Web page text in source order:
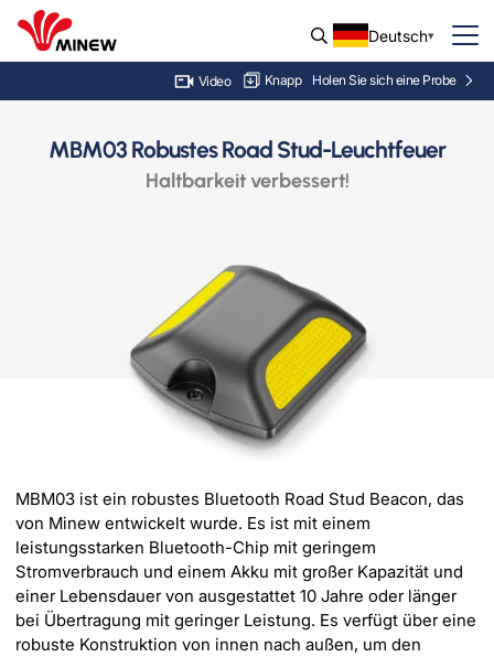
Deutsch
Video Knapp Holen Sie sich eine Probe
MBM03 Robustes Road Stud-Leuchtfeuer
Haltbarkeit verbessert!
MBM03 ist ein robustes Bluetooth Road Stud Beacon, das
von Minew entwickelt wurde. Es ist mit einem
leistungsstarken Bluetooth-Chip mit geringem
Stromverbrauch und einem Akku mit großer Kapazität und
einer Lebensdauer von ausgestattet 10 Jahre oder länger
bei Übertragung mit geringer Leistung. Es verfügt über eine
robuste Konstruktion von innen nach außen, um den